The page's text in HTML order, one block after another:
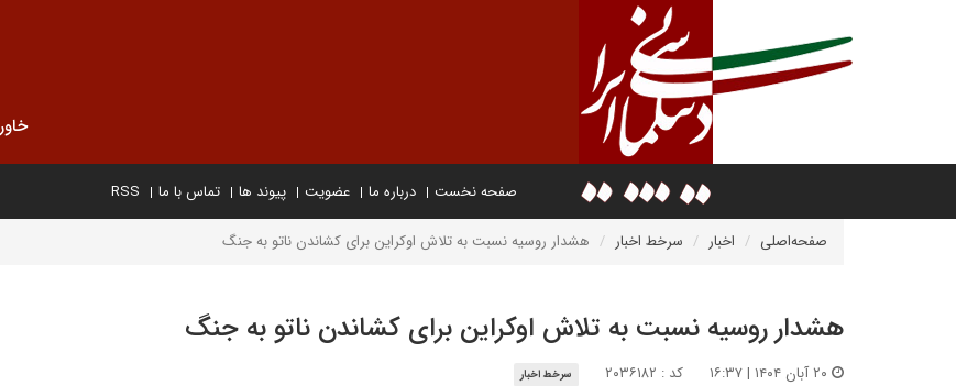
صفحه نخست درباره ما عضویت پیوند ها تماس با ما RSS
صفحه‌اصلی اخبار سرخط اخبار هشدار روسیه نسبت به تلاش اوکراین برای کشاندن ناتو به جنگ
هشدار روسیه نسبت به تلاش اوکراین برای کشاندن ناتو به جنگ
کد : ۲۰۳۶۱۸۲ سرخط اخبار